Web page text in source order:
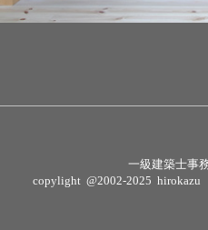
一級建築士
copylight @2002-2025 hirokazu